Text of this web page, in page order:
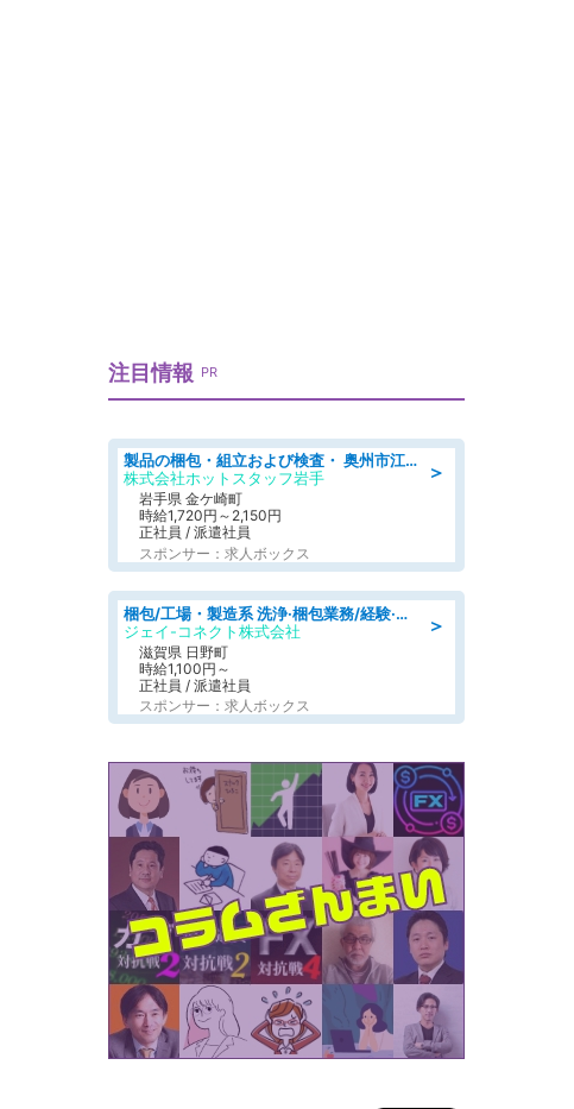
注目情報 PR
＞
製品の梱包・組立および検査・ 奥州市江刺/大手企業で長期安定 梱包・検査・組立/半年経過毎に5万円の報奨金有
株式会社ホットスタッフ岩手
岩手県 金ケ崎町
時給1,720円～2,150円
正社員 / 派遣社員
スポンサー：求人ボックス
＞
梱包/工場・製造系 洗浄·梱包業務/経験·資格不問/日勤
ジェイ-コネクト株式会社
滋賀県 日野町
時給1,100円～
正社員 / 派遣社員
スポンサー：求人ボックス